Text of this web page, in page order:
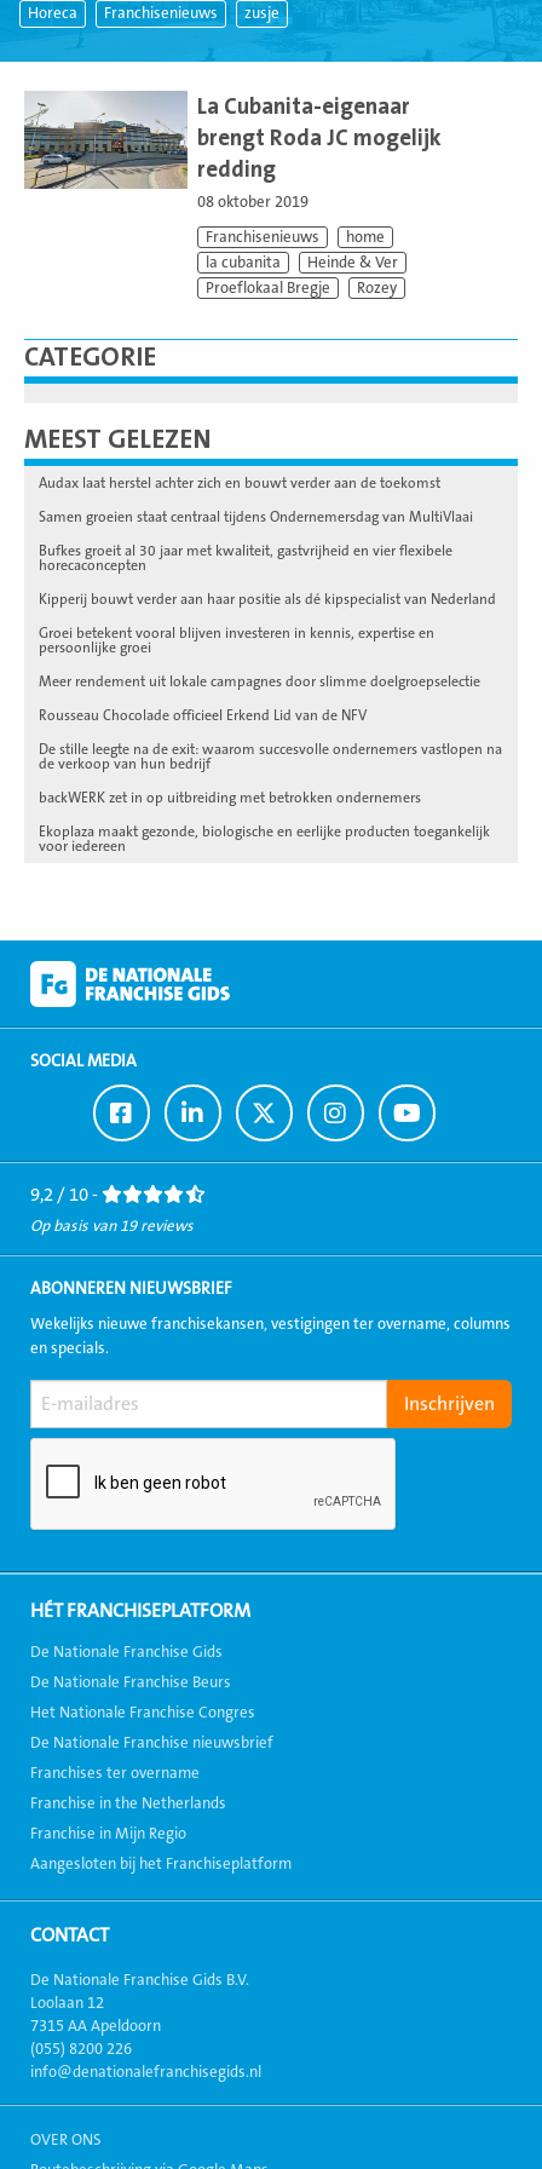
CATEGORIE
MEEST GELEZEN
Audax laat herstel achter zich en bouwt verder aan de toekomst
Samen groeien staat centraal tijdens Ondernemersdag van MultiVlaai
Bufkes groeit al 30 jaar met kwaliteit, gastvrijheid en vier flexibele
horecaconcepten
Kipperij bouwt verder aan haar positie als dé kipspecialist van Nederland
Groei betekent vooral blijven investeren in kennis, expertise en
persoonlijke groei
Meer rendement uit lokale campagnes door slimme doelgroepselectie
Rousseau Chocolade officieel Erkend Lid van de NFV
De stille leegte na de exit: waarom succesvolle ondernemers vastlopen na
de verkoop van hun bedrijf
backWERK zet in op uitbreiding met betrokken ondernemers
Ekoplaza maakt gezonde, biologische en eerlijke producten toegankelijk
voor iedereen
Horeca Franchisenieuws zusje
meer
La Cubanita-eigenaar
brengt Roda JC mogelijk
redding
08 oktober 2019
Franchisenieuws
home
la cubanita
Heinde & Ver
Proeflokaal Bregje
Rozey
SOCIAL MEDIA
Ga
naar
Facebook
Ga
naar
LinkedIn
Ga
naar
Twitter
Ga
naar
Instagram
Ga
naar
Youtube
9,2 / 10 -
Op basis van 19 reviews
ABONNEREN NIEUWSBRIEF
Wekelijks nieuwe franchisekansen, vestigingen ter overname, columns
en specials.
HÉT FRANCHISEPLATFORM
De Nationale Franchise Gids
De Nationale Franchise Beurs
Het Nationale Franchise Congres
De Nationale Franchise nieuwsbrief
Franchises ter overname
Franchise in the Netherlands
Franchise in Mijn Regio
Aangesloten bij het Franchiseplatform
CONTACT
De Nationale Franchise Gids B.V.
Loolaan 12
7315 AA Apeldoorn
(055) 8200 226
info@denationalefranchisegids.nl
OVER ONS